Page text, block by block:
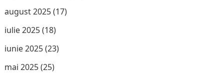
august 2025(17)
iulie 2025(18)
iunie 2025(23)
mai 2025(25)